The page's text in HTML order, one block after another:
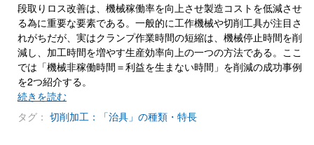
段取りロス改善は、機械稼働率を向上させ製造コストを低減させ
る為に重要な要素である。一般的に工作機械や切削工具が注目さ
れがちだが、実はクランプ作業時間の短縮は、機械停止時間を削
減し、加工時間を増やす生産効率向上の一つの方法である。ここ
では「機械非稼働時間＝利益を生まない時間」を削減の成功事例
を2つ紹介する。
続きを読む
タグ： 切削加工：「治具」の種類・特長